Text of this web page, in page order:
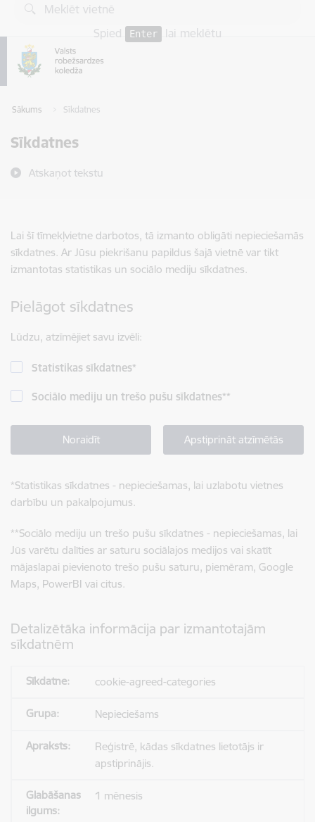
Pāriet uz lapas saturu
Spied
Enter lai meklētu
Sākums Sīkdatnes
Sīkdatnes
Atskaņot tekstu
Lai šī tīmekļvietne darbotos, tā izmanto obligāti nepieciešamās
sīkdatnes. Ar Jūsu piekrišanu papildus šajā vietnē var tikt
izmantotas statistikas un sociālo mediju sīkdatnes.
Pielāgot sīkdatnes
Lūdzu, atzīmējiet savu izvēli:
Statistikas sīkdatnes*
Sociālo mediju un trešo pušu sīkdatnes**
Noraidīt Apstiprināt atzīmētās
*Statistikas sīkdatnes - nepieciešamas, lai uzlabotu vietnes
darbību un pakalpojumus.
**Sociālo mediju un trešo pušu sīkdatnes - nepieciešamas, lai
Jūs varētu dalīties ar saturu sociālajos medijos vai skatīt
mājaslapai pievienoto trešo pušu saturu, piemēram, Google
Maps, PowerBI vai citus.
Detalizētāka informācija par izmantotajām
sīkdatnēm
cookie-agreed-categories
Nepieciešams
Reģistrē, kādas sīkdatnes lietotājs ir
apstiprinājis.
1 mēnesis